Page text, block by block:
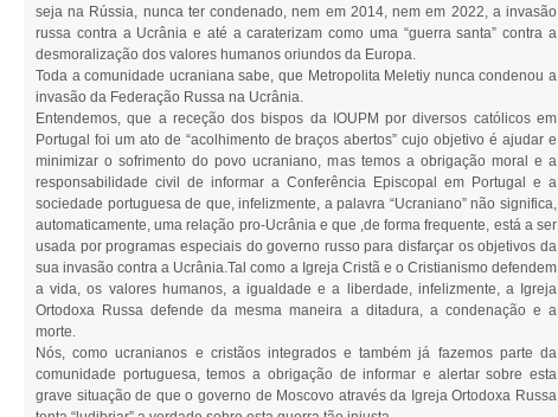
seja na Rússia, nunca ter condenado, nem em 2014, nem em 2022, a invasão
russa contra a Ucrânia e até a caraterizam como uma “guerra santa” contra a
desmoralização dos valores humanos oriundos da Europa.
Toda a comunidade ucraniana sabe, que Metropolita Meletiy nunca condenou a
invasão da Federação Russa na Ucrânia.
Entendemos, que a receção dos bispos da IOUPM por diversos católicos em
Portugal foi um ato de “acolhimento de braços abertos” cujo objetivo é ajudar e
minimizar o sofrimento do povo ucraniano, mas temos a obrigação moral e a
responsabilidade civil de informar a Conferência Episcopal em Portugal e a
sociedade portuguesa de que, infelizmente, a palavra “Ucraniano” não significa,
automaticamente, uma relação pro-Ucrânia e que ,de forma frequente, está a ser
usada por programas especiais do governo russo para disfarçar os objetivos da
sua invasão contra a Ucrânia.Tal como a Igreja Cristã e o Cristianismo defendem
a vida, os valores humanos, a igualdade e a liberdade, infelizmente, a Igreja
Ortodoxa Russa defende da mesma maneira a ditadura, a condenação e a
morte.
Nós, como ucranianos e cristãos integrados e também já fazemos parte da
comunidade portuguesa, temos a obrigação de informar e alertar sobre esta
grave situação de que o governo de Moscovo através da Igreja Ortodoxa Russa